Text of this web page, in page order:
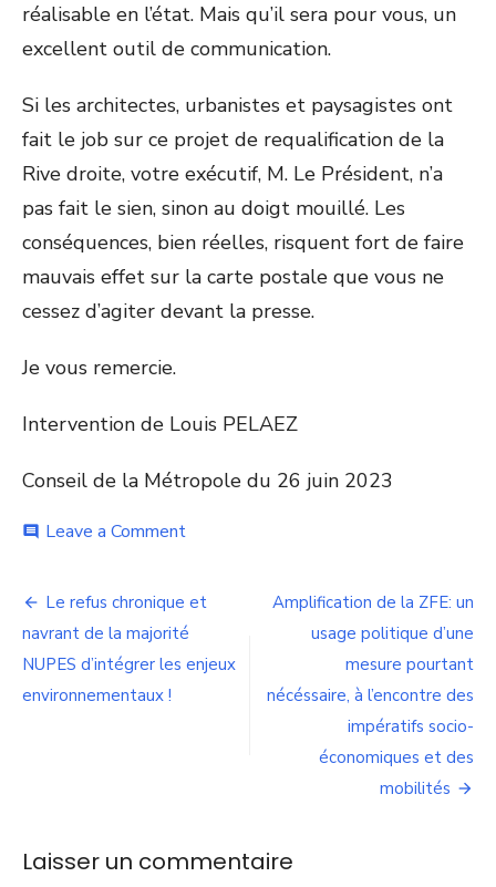
réalisable en l’état. Mais qu’il sera pour vous, un
excellent outil de communication.
Si les architectes, urbanistes et paysagistes ont
fait le job sur ce projet de requalification de la
Rive droite, votre exécutif, M. Le Président, n’a
pas fait le sien, sinon au doigt mouillé. Les
conséquences, bien réelles, risquent fort de faire
mauvais effet sur la carte postale que vous ne
cessez d’agiter devant la presse.
Je vous remercie.
Intervention de Louis PELAEZ
Conseil de la Métropole du 26 juin 2023
comment Leave a Commenton
la
rive
droite
du
l’attractivité
Navigation
de
l’article
Le refus chronique et
navrant de la majorité
NUPES d’intégrer les enjeux
environnementaux !
Amplification de la ZFE: un
usage politique d’une
mesure pourtant
nécéssaire, à l’encontre des
impératifs socio-
économiques et des
mobilités
Laisser un commentaire